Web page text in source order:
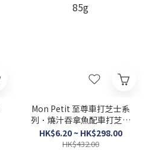
Mon Petit 至尊車打芝士系
列．燒汁吞拿魚配車打芝士
85g
HK$6.20 ~ HK$298.00
HK$432.00